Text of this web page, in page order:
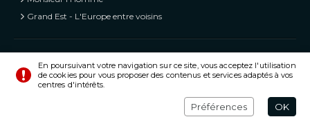
Grand Est - L'Europe entre voisins
Voisins - Nachbarn, L’information libre et mitoyenne
© Tous droits réservés 2020 - 2026
En poursuivant votre navigation sur ce site, vous acceptez l'utilisation
de cookies pour vous proposer des contenus et services adaptés à vos
centres d'intérêts.
Préférences OK